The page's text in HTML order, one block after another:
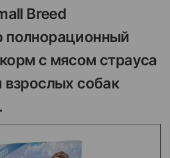
Breed
полнорационный
с мясом страуса
взрослых собак